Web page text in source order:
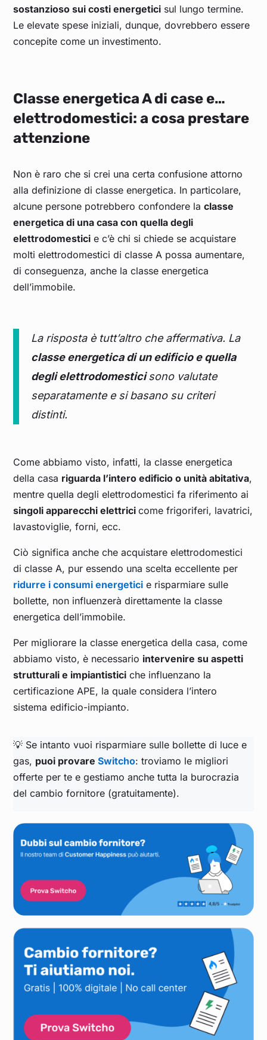
sostanzioso sui costi energetici sul lungo termine.
Le elevate spese iniziali, dunque, dovrebbero essere
concepite come un investimento.
Classe energetica A di case e…
elettrodomestici: a cosa prestare
attenzione
Non è raro che si crei una certa confusione attorno
alla definizione di classe energetica. In particolare,
alcune persone potrebbero confondere laclasse
energetica di una casa con quella degli
elettrodomestici e c’è chi si chiede se acquistare
molti elettrodomestici di classe A possa aumentare,
di conseguenza, anche la classe energetica
dell’immobile.
La risposta è tutt’altro che affermativa. La
classe energetica di un edificio e quella
degli elettrodomesticisono valutate
separatamente e si basano su criteri
distinti.
Come abbiamo visto, infatti, la classe energetica
della casa riguarda l’intero edificio o unità abitativa,
mentre quella degli elettrodomestici fa riferimento ai
singoli apparecchi elettricicome frigoriferi, lavatrici,
lavastoviglie, forni, ecc.
Ciò significa anche che acquistare elettrodomestici
di classe A, pur essendo una scelta eccellente per
ridurre i consumi energetici e risparmiare sulle
bollette, non influenzerà direttamente la classe
energetica dell’immobile.
Per migliorare la classe energetica della casa, come
abbiamo visto, è necessario intervenire su aspetti
strutturali e impiantistici che influenzano la
certificazione APE, la quale considera l’intero
sistema edificio-impianto.
💡 Se intanto vuoi risparmiare sulle bollette di luce e
gas, puoi provareSwitcho: troviamo le migliori
offerte per te e gestiamo anche tutta la burocrazia
del cambio fornitore (gratuitamente).